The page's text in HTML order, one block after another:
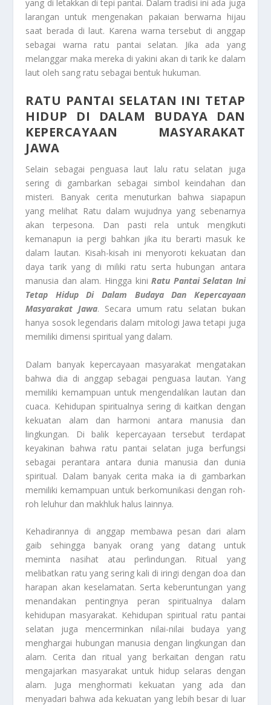
yang di letakkan di tepi pantai. Dalam tradisi ini ada juga
larangan untuk mengenakan pakaian berwarna hijau
saat berada di laut. Karena warna tersebut di anggap
sebagai warna ratu pantai selatan. Jika ada yang
melanggar maka mereka di yakini akan di tarik ke dalam
laut oleh sang ratu sebagai bentuk hukuman.
RATU PANTAI SELATAN INI TETAP
HIDUP DI DALAM BUDAYA DAN
KEPERCAYAAN MASYARAKAT
JAWA
Selain sebagai penguasa laut lalu ratu selatan juga
sering di gambarkan sebagai simbol keindahan dan
misteri. Banyak cerita menuturkan bahwa siapapun
yang melihat Ratu dalam wujudnya yang sebenarnya
akan terpesona. Dan pasti rela untuk mengikuti
kemanapun ia pergi bahkan jika itu berarti masuk ke
dalam lautan. Kisah-kisah ini menyoroti kekuatan dan
daya tarik yang di miliki ratu serta hubungan antara
manusia dan alam. Hingga kiniRatu Pantai Selatan Ini
Tetap Hidup Di Dalam Budaya Dan Kepercayaan
Masyarakat Jawa. Secara umum ratu selatan bukan
hanya sosok legendaris dalam mitologi Jawa tetapi juga
memiliki dimensi spiritual yang dalam.
Dalam banyak kepercayaan masyarakat mengatakan
bahwa dia di anggap sebagai penguasa lautan. Yang
memiliki kemampuan untuk mengendalikan lautan dan
cuaca. Kehidupan spiritualnya sering di kaitkan dengan
kekuatan alam dan harmoni antara manusia dan
lingkungan. Di balik kepercayaan tersebut terdapat
keyakinan bahwa ratu pantai selatan juga berfungsi
sebagai perantara antara dunia manusia dan dunia
spiritual. Dalam banyak cerita maka ia di gambarkan
memiliki kemampuan untuk berkomunikasi dengan roh-
roh leluhur dan makhluk halus lainnya.
Kehadirannya di anggap membawa pesan dari alam
gaib sehingga banyak orang yang datang untuk
meminta nasihat atau perlindungan. Ritual yang
melibatkan ratu yang sering kali di iringi dengan doa dan
harapan akan keselamatan. Serta keberuntungan yang
menandakan pentingnya peran spiritualnya dalam
kehidupan masyarakat. Kehidupan spiritual ratu pantai
selatan juga mencerminkan nilai-nilai budaya yang
menghargai hubungan manusia dengan lingkungan dan
alam. Cerita dan ritual yang berkaitan dengan ratu
mengajarkan masyarakat untuk hidup selaras dengan
alam. Juga menghormati kekuatan yang ada dan
menyadari bahwa ada kekuatan yang lebih besar di luar